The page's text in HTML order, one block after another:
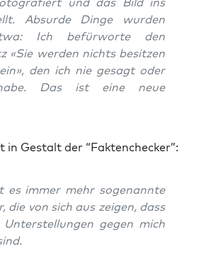
Absur­de Din­ge wur­den
Ich befür­wor­te den
«Sie wer­den nichts besit­zen
den ich nie gesagt oder
Das ist eine neue
Gestalt der “Fak­ten­che­cker”:
es immer mehr soge­nann­te
die von sich aus zei­gen, dass
gegen mich